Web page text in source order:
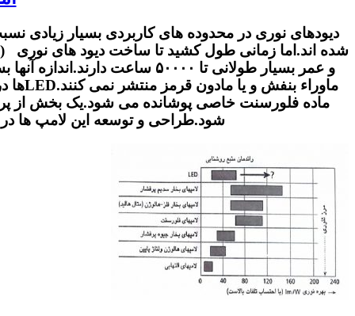
دیودهای نوری در محدوده های کاربردی بسیار زیادی
و عمر بسیار طولانی تا ۵۰۰۰۰
شود.طراحی و توسعه این لامپ ها